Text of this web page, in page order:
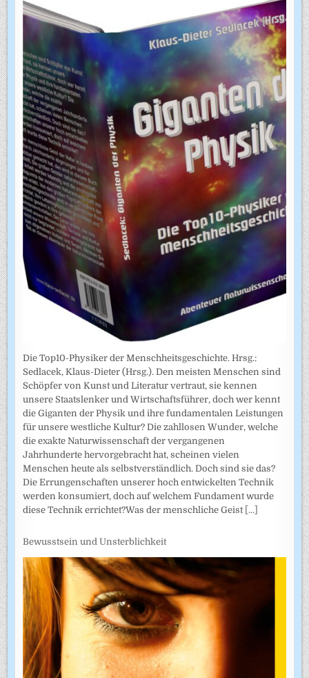
Die Top10-Physiker der Menschheitsgeschichte. Hrsg.:
Sedlacek, Klaus-Dieter (Hrsg.). Den meisten Menschen sind
Schöpfer von Kunst und Literatur vertraut, sie kennen
unsere Staatslenker und Wirtschaftsführer, doch wer kennt
die Giganten der Physik und ihre fundamentalen Leistungen
für unsere westliche Kultur? Die zahllosen Wunder, welche
die exakte Naturwissenschaft der vergangenen
Jahrhunderte hervorgebracht hat, scheinen vielen
Menschen heute als selbstverständlich. Doch sind sie das?
Die Errungenschaften unserer hoch entwickelten Technik
werden konsumiert, doch auf welchem Fundament wurde
diese Technik errichtet?Was der menschliche Geist [...]
Bewusstsein und Unsterblichkeit